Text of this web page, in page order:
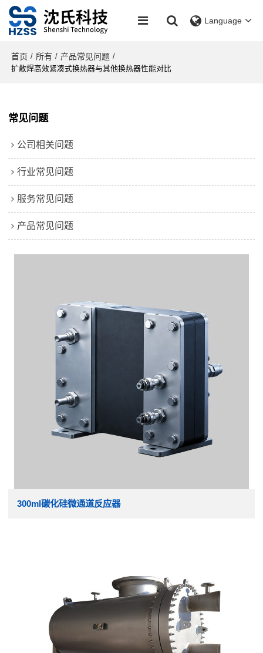
Language
首页 / 所有 / 产品常见问题 /
扩散焊高效紧凑式换热器与其他换热器性能对比
常见问题
公司相关问题
行业常见问题
服务常见问题
产品常见问题
300ml碳化硅微通道反应器